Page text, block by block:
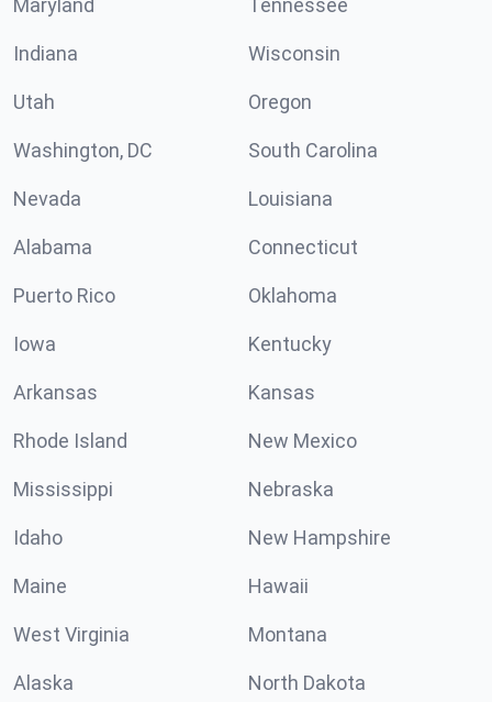
Maryland Tennessee
Indiana Wisconsin
Utah Oregon
Washington, DC South Carolina
Nevada Louisiana
Alabama Connecticut
Puerto Rico Oklahoma
Iowa Kentucky
Arkansas Kansas
Rhode Island New Mexico
Mississippi Nebraska
Idaho New Hampshire
Maine Hawaii
West Virginia Montana
Alaska North Dakota